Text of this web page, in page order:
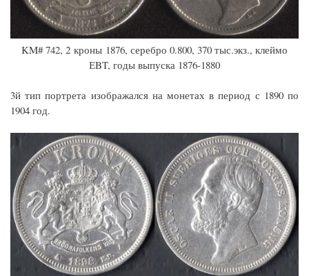
KM# 742, 2 кроны 1876, серебро 0.800, 370 тыс.экз., клеймо
ЕBT, годы выпуска 1876-1880
3й тип портрета изображался на монетах в период с 1890 по
1904 год.